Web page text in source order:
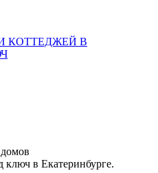
КОТТЕДЖЕЙ В
ключ в Екатеринбурге.